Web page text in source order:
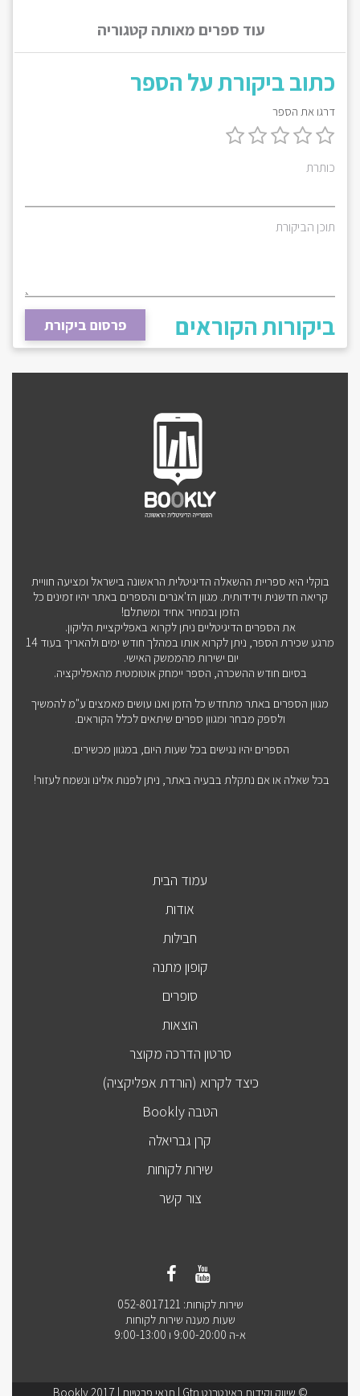
עוד ספרים מאותה קטגוריה
כתוב ביקורת על הספר
דרגו את הספר
כותרת
תוכן הביקורת
פרסום ביקורת ביקורות הקוראים
בוקלי היא ספריית ההשאלה הדיגיטלית הראשונה בישראל ומציעה חוויית
קריאה חדשנית וידידותית. מגוון הז'אנרים והספרים באתר יהיו זמינים כל
הזמן ובמחיר אחיד ומשתלם!
את הספרים הדיגיטליים ניתן לקרוא באפליקציית הליקון.
מרגע שכירת הספר, ניתן לקרוא אותו במהלך חודש ימים ולהאריך בעוד 14
יום ישירות מהממשק האישי.
בסיום חודש ההשכרה, הספר יימחק אוטומטית מהאפליקציה.
מגוון הספרים באתר מתחדש כל הזמן ואנו עושים מאמצים ע"מ להמשיך
ולספק מבחר ומגוון ספרים שיתאים לכלל הקוראים.
הספרים יהיו נגישים בכל שעות היום, במגוון מכשירים.
בכל שאלה או אם נתקלת בבעיה באתר, ניתן לפנות אלינו ונשמח לעזור!
עמוד הבית
אודות
חבילות
קופון מתנה
סופרים
הוצאות
סרטון הדרכה מקוצר
כיצד לקרוא (הורדת אפליקציה)
הטבה Bookly
קרן גבריאלה
שירות לקוחות
צור קשר
שירות לקוחות: 052-8017121
שעות מענה שירות לקוחות
א-ה 9:00-20:00 ו 9:00-13:00
© שיווק וקידום באינטרנט Gtn | תנאי פרטיות | Bookly 2017